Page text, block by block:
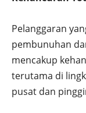
Pelanggaran
pembunuhan
mencakup
terutama di
pusat dan